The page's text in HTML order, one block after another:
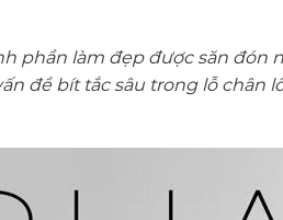
phần làm đẹp được săn đón
đề bít tắc sâu trong lỗ chân